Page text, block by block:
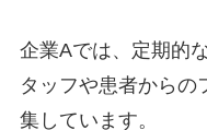
企業Aでは、定期的
タッフや患者からの
集しています。